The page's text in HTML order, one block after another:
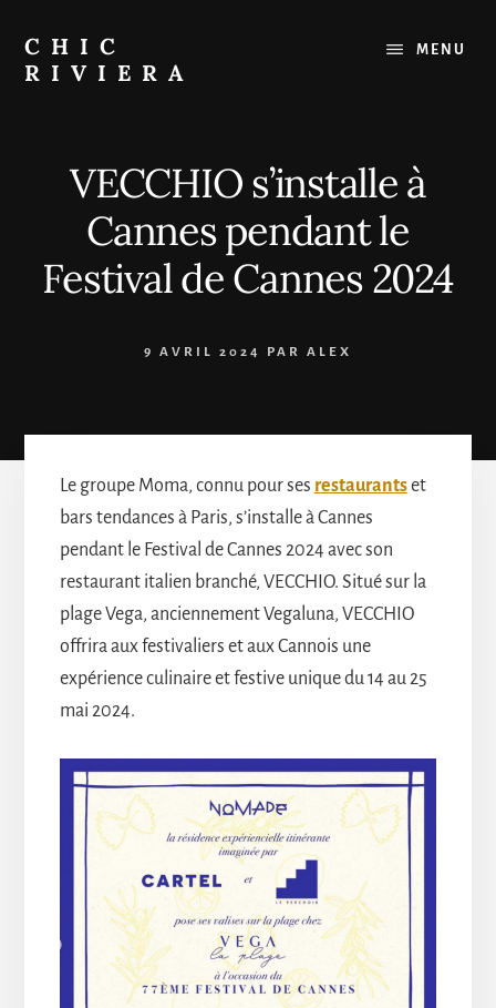
contenu
CHIC
RIVIERA
Restaurants,
MENU
VECCHIO s’installe à
Cannes pendant le
Festival de Cannes 2024
9 AVRIL 2024 PAR ALEX
Le groupe Moma, connu pour ses restaurantset
bars tendances à Paris, s’installe à Cannes
pendant le Festival de Cannes 2024 avec son
restaurant italien branché, VECCHIO. Situé sur la
plage Vega, anciennement Vegaluna, VECCHIO
offrira aux festivaliers et aux Cannois une
expérience culinaire et festive unique du 14 au 25
mai 2024.